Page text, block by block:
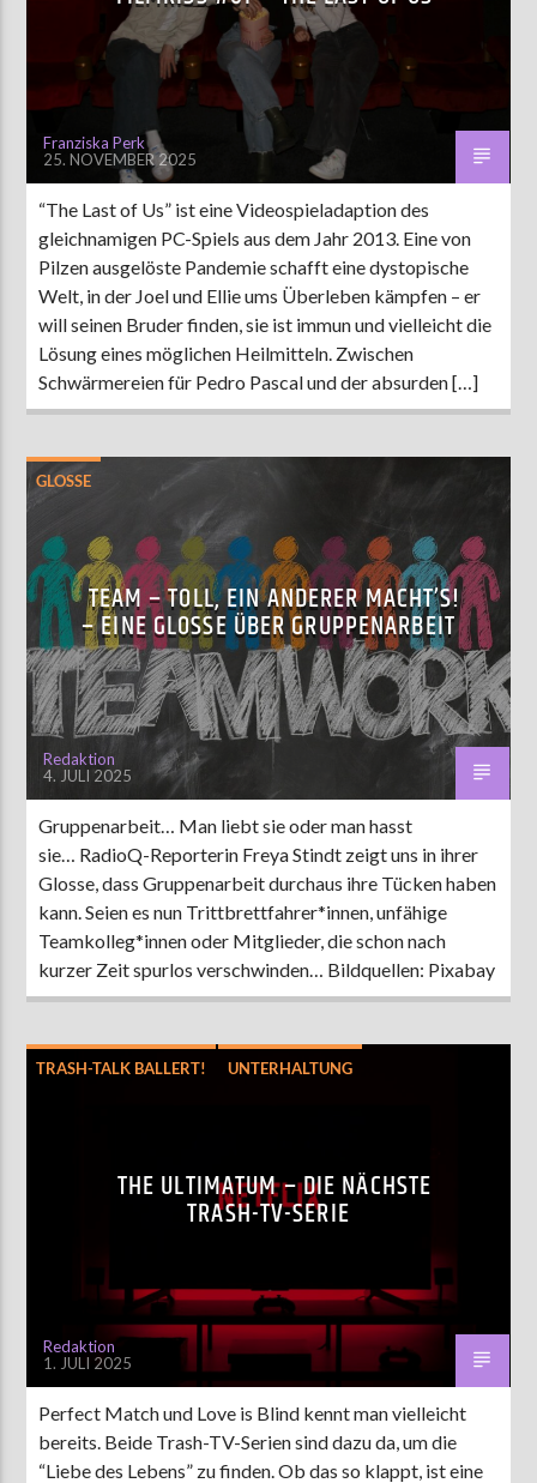
AKTUELLE SENDUNG
MOEBIUS
00:00 18:00
ZU HÖREN INMünster 90,9 MHzSteinfurt 103,9 MHz
Franziska Perk
25. NOVEMBER 2025
“The Last of Us” ist eine Videospieladaption des
gleichnamigen PC-Spiels aus dem Jahr 2013. Eine von
Pilzen ausgelöste Pandemie schafft eine dystopische
Welt, in der Joel und Ellie ums Überleben kämpfen – er
will seinen Bruder finden, sie ist immun und vielleicht die
Lösung eines möglichen Heilmitteln. Zwischen
Schwärmereien für Pedro Pascal und der absurden […]
GLOSSE
TEAM – TOLL, EIN ANDERER MACHT’S!
– EINE GLOSSE ÜBER GRUPPENARBEIT
Redaktion
4. JULI 2025
Gruppenarbeit… Man liebt sie oder man hasst
sie… RadioQ-Reporterin Freya Stindt zeigt uns in ihrer
Glosse, dass Gruppenarbeit durchaus ihre Tücken haben
kann. Seien es nun Trittbrettfahrer*innen, unfähige
Teamkolleg*innen oder Mitglieder, die schon nach
kurzer Zeit spurlos verschwinden… Bildquellen: Pixabay
TRASH-TALK BALLERT! UNTERHALTUNG
THE ULTIMATUM – DIE NÄCHSTE
TRASH-TV-SERIE
Redaktion
1. JULI 2025
Perfect Match und Love is Blind kennt man vielleicht
bereits. Beide Trash-TV-Serien sind dazu da, um die
“Liebe des Lebens” zu finden. Ob das so klappt, ist eine